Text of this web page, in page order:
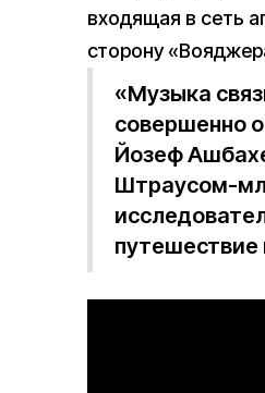
входящая в сеть
сторону
«Музыка
совершенно
Йозеф
Штраусом-
путешествие